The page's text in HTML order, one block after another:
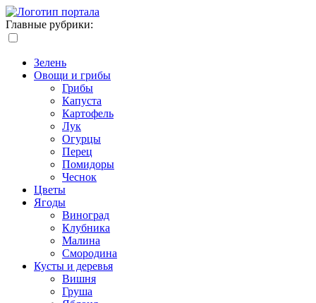
Главные рубрики:
Зелень
Овощи и грибы
Грибы
Капуста
Картофель
Лук
Огурцы
Перец
Помидоры
Чеснок
Цветы
Ягоды
Виноград
Клубника
Малина
Смородина
Кусты и деревья
Вишня
Груша